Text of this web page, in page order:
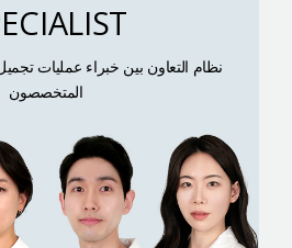
نظام التعاون بين خبراء عمليات
المتخصصون